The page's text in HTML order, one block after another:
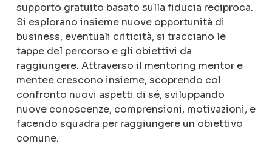
supporto gratuito basato sulla fiducia reciproca.
Si esplorano insieme nuove opportunità di
business, eventuali criticità, si tracciano le
tappe del percorso e gli obiettivi da
raggiungere. Attraverso il mentoring mentor e
mentee crescono insieme, scoprendo col
confronto nuovi aspetti di sé, sviluppando
nuove conoscenze, comprensioni, motivazioni, e
facendo squadra per raggiungere un obiettivo
comune.